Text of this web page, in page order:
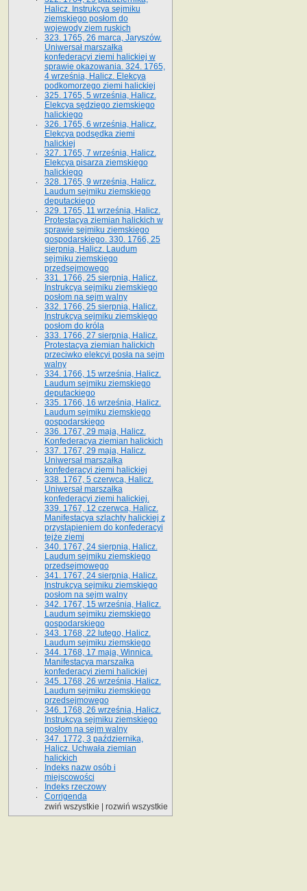
Halicz. Instrukcya sejmiku
ziemskiego posłom do
wojewody ziem ruskich
323. 1765, 26 marca, Jaryszów.
Uniwersał marszałka
konfederacyi ziemi halickiej w
sprawie okazowania. 324. 1765,
4 września, Halicz. Elekcya
podkomorzego ziemi halickiej
325. 1765, 5 września, Halicz.
Elekcya sędziego ziemskiego
halickiego
326. 1765, 6 września, Halicz.
Elekcya podsędka ziemi
halickiej
327. 1765, 7 września, Halicz.
Elekcya pisarza ziemskiego
halickiego
328. 1765, 9 września, Halicz.
Laudum sejmiku ziemskiego
deputackiego
329. 1765, 11 września, Halicz.
Protestacya ziemian halickich w
sprawie sejmiku ziemskiego
gospodarskiego. 330. 1766, 25
sierpnia, Halicz. Laudum
sejmiku ziemskiego
przedsejmowego
331. 1766, 25 sierpnia, Halicz.
Instrukcya sejmiku ziemskiego
posłom na sejm walny
332. 1766, 25 sierpnia, Halicz.
Instrukcya sejmiku ziemskiego
posłom do króla
333. 1766, 27 sierpnia, Halicz.
Protestacya ziemian halickich
przeciwko elekcyi posła na sejm
walny
334. 1766, 15 września, Halicz.
Laudum sejmiku ziemskiego
deputackiego
335. 1766, 16 września, Halicz.
Laudum sejmiku ziemskiego
gospodarskiego
336. 1767, 29 maja, Halicz.
Konfederacya ziemian halickich
337. 1767, 29 maja, Halicz.
Uniwersał marszałka
konfederacyi ziemi halickiej
338. 1767, 5 czerwca, Halicz.
Uniwersał marszałka
konfederacyi ziemi halickiej.
339. 1767, 12 czerwca, Halicz.
Manifestacya szlachty halickiej z
przystąpieniem do konfederacyi
tejże ziemi
340. 1767, 24 sierpnia, Halicz.
Laudum sejmiku ziemskiego
przedsejmowego
341. 1767, 24 sierpnia, Halicz.
Instrukcya sejmiku ziemskiego
posłom na sejm walny
342. 1767, 15 września, Halicz.
Laudum sejmiku ziemskiego
gospodarskiego
343. 1768, 22 lutego, Halicz.
Laudum sejmiku ziemskiego
344. 1768, 17 maja, Winnica.
Manifestacya marszałka
konfederacyi ziemi halickiej
345. 1768, 26 września, Halicz.
Laudum sejmiku ziemskiego
przedsejmowego
346. 1768, 26 września, Halicz.
Instrukcya sejmiku ziemskiego
posłom na sejm walny
347. 1772, 3 października,
Halicz. Uchwała ziemian
halickich
Indeks nazw osób i
miejscowości
Indeks rzeczowy
Corrigenda
zwiń wszystkie
rozwiń wszystkie